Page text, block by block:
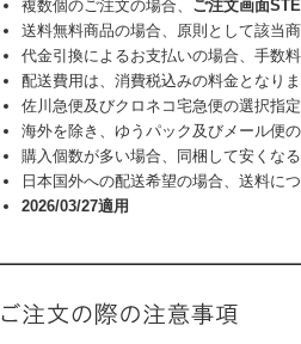
複数個のご注文の場合、 ご注文画面
送料無料商品の場合、原則として該当
代金引換によるお支払いの場合、手数
配送費用は、消費税込みの料金となり
佐川急便及びクロネコ宅急便の選択指
海外を除き、ゆうパック及びメール便
購入個数が多い場合、同梱して安くな
日本国外への配送希望の場合、送料に
2026/03/27適用